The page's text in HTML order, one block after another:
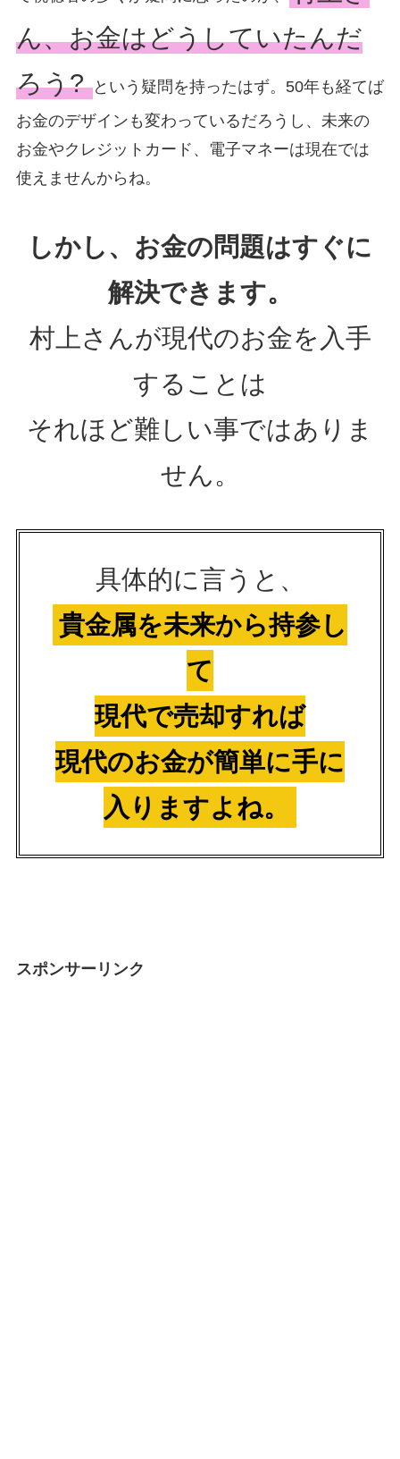
ん、お金はどうしていたんだ
ろう?という疑問を持ったはず。50年も経てば
お金のデザインも変わっているだろうし、未来の
お金やクレジットカード、電子マネーは現在では
使えませんからね。
しかし、お金の問題はすぐに
解決できます。
村上さんが現代のお金を入手
することは
それほど難しい事ではありま
せん。
具体的に言うと、
貴金属を未来から持参し
て
現代で売却すれば
現代のお金が簡単に手に
入りますよね。
スポンサーリンク